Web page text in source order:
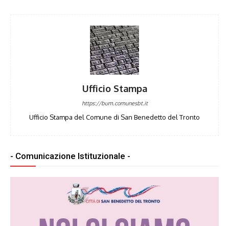
Ufficio Stampa
https://bum.comunesbt.it
Ufficio Stampa del Comune di San Benedetto del Tronto
- Comunicazione Istituzionale -